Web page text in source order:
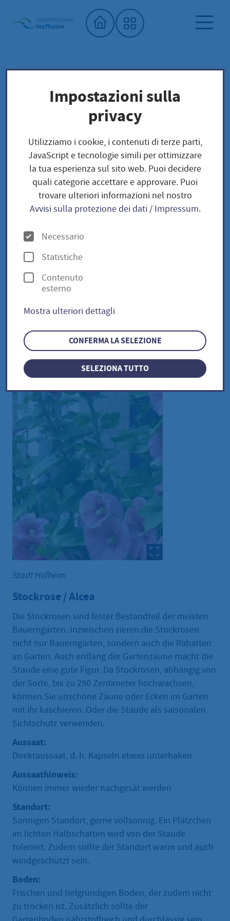
Home"
Biblioteca comunale
Biblioteca dei semi
Unser Saatgut: Aussaat - Ernte -
Kräuter und Blumen
BLUMEN
Stockrose / Alcea rosea
Stockrose / Alcea
rosea
Stockrose / Alcea rosea
Stadt Hofheim
Stockrose / Alcea
Die Stockrosen sind fester Bestandteil der meisten
Bauerngärten. Inzwischen zieren die Stockrosen
nicht nur Bauerngärten, sondern auch die Rabatten
im Garten. Auch entlang der Gartenzäune macht die
Staude eine gute Figur. Da Stockrosen, abhängig von
der Sorte, bis zu 250 Zentimeter hochwachsen,
können Sie unschöne Zäune oder Ecken im Garten
mit ihr kaschieren. Oder die Staude als saisonalen
Sichtschutz verwenden.
Aussaat:
Direktaussaat, d. h. Kapseln etwas unterhaken
Aussaathinweis:
Können immer wieder nachgesät werden
Standort:
Sonnigen Standort, gerne vollsonnig. Ein Plätzchen
im lichten Halbschatten wird von der Staude
toleriert. Zudem sollte der Standort warm und auch
windgeschützt sein.
Boden:
Frischen und tiefgründigen Boden, der zudem nicht
zu trocken ist. Zusätzlich sollte der
Impostazioni sulla
privacy
Utilizziamo i cookie, i contenuti di terze parti,
JavaScript e tecnologie simili per ottimizzare
la tua esperienza sul sito web. Puoi decidere
quali categorie accettare e approvare. Puoi
trovare ulteriori informazioni nel nostro
Avvisi sulla protezione dei dati/ Impressum.
O
p
z
i
n
Necessario
Statistiche
Contenuto
esterno
Mostra ulteriori dettagli
CONFERMA LA SELEZIONE
SELEZIONA TUTTO